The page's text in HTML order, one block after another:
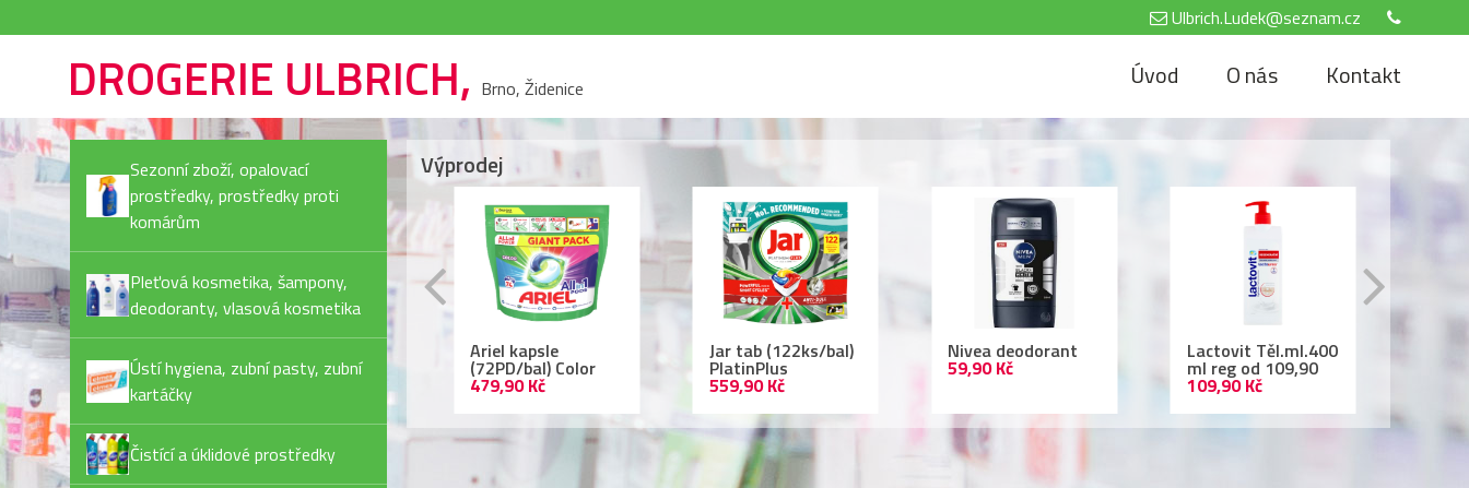
Ulbrich.Ludek@seznam.cz
DROGERIE ULBRICH, Brno, Židenice Úvod O nás Kontakt
Sezonní zboží, opalovací
prostředky, prostředky proti
komárům
Pleťová kosmetika, šampony,
deodoranty, vlasová kosmetika
Ústí hygiena, zubní pasty, zubní
kartáčky
Čistící a úklidové prostředky
Výprodej
Invisible Pure
Kč
(72PD/bal) Color
479,90 Kč
Jar tab (122ks/bal)
PlatinPlus
559,90 Kč
Nivea deodorant
59,90 Kč
Lactovit Těl.ml.400
ml reg od 109,90
109,90 Kč
Air Wick 250ml
69,90 Kč